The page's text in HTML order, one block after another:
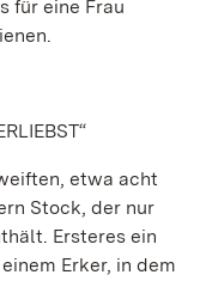
für eine Frau
etwa acht
Stock, der nur
Ersteres ein
Erker, in dem